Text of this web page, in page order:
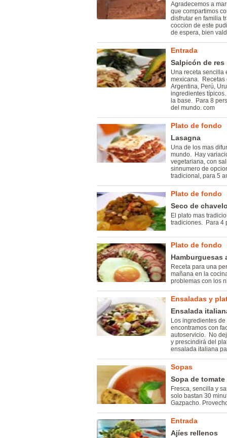
Agradecemos a
que compartimos
disfrutar en familia
coccion de este
de espera, bien
Entrada
Salpicón de res
Una receta sencilla
mexicana. Recetas
Argentina, Perú,
ingredientes
la base. Para 8
del mundo. com
Plato de fondo
Lasagna
Una de los mas
mundo. Hay
vegetariana, con
sinnumero de
tradicional, para 5
Plato de fondo
Seco de
El plato mas
tradiciones. Para 4
Plato de fondo
Hamburguesas
Receta para una
mañana en la
problemas con los
Ensaladas y
Ensalada
Los ingredientes
encontramos con
autoservicio. No
y prescindirá del
ensalada italiana
Sopas
Sopa de tomate
Fresca, sencilla y
solo bastan 30
Gazpacho.
Entrada
Ajíes rellenos